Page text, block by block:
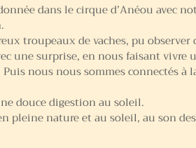
dans le cirque d’Anéou avec
troupeaux de vaches, pu observer
une surprise, en nous faisant vivre
nous nous sommes connectés à
douce digestion au soleil.
pleine nature et au soleil, au son